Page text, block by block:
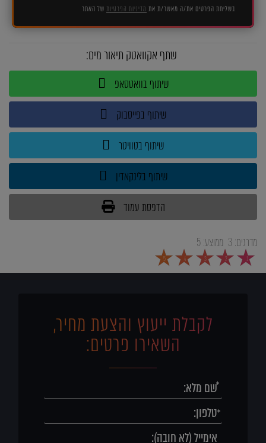
בשליחת הפרטים את/ה מאשר/ת את מדיניות הפרטיות של האתר
שתף אקוואטק תיאור מים:
שיתוף בוואטסאפ
שיתוף בפייסבוק
שיתוף בטוויטר
שיתוף בלינקאדין
הדפסת עמוד
מדרגים: 3 ממוצע:5
1
2
3
4
5
לקבלת ייעוץ והצעת מחיר,
השאירו פרטים: